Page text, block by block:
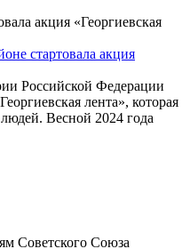
стартовала акция
Российской Федерации
лента», которая
Весной 2024 года